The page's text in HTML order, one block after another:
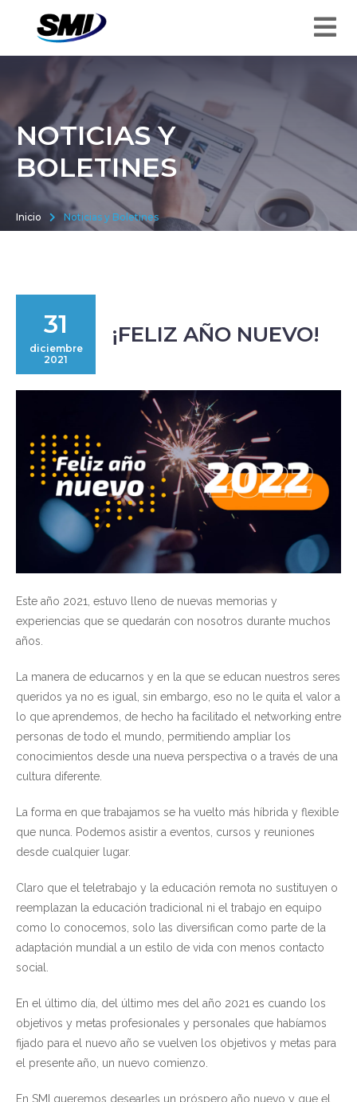
NOTICIAS Y
BOLETINES
Inicio Noticias y Boletines
31
diciembre
2021
¡FELIZ AÑO NUEVO!
Este año 2021, estuvo lleno de nuevas memorias y
experiencias que se quedarán con nosotros durante muchos
años.
La manera de educarnos y en la que se educan nuestros seres
queridos ya no es igual, sin embargo, eso no le quita el valor a
lo que aprendemos, de hecho ha facilitado el networking entre
personas de todo el mundo, permitiendo ampliar los
conocimientos desde una nueva perspectiva o a través de una
cultura diferente.
La forma en que trabajamos se ha vuelto más híbrida y flexible
que nunca. Podemos asistir a eventos, cursos y reuniones
desde cualquier lugar.
Claro que el teletrabajo y la educación remota no sustituyen o
reemplazan la educación tradicional ni el trabajo en equipo
como lo conocemos, solo las diversifican como parte de la
adaptación mundial a un estilo de vida con menos contacto
social.
En el último día, del último mes del año 2021 es cuando los
objetivos y metas profesionales y personales que habíamos
fijado para el nuevo año se vuelven los objetivos y metas para
el presente año, un nuevo comienzo.
En SMI queremos desearles un próspero año nuevo y que el